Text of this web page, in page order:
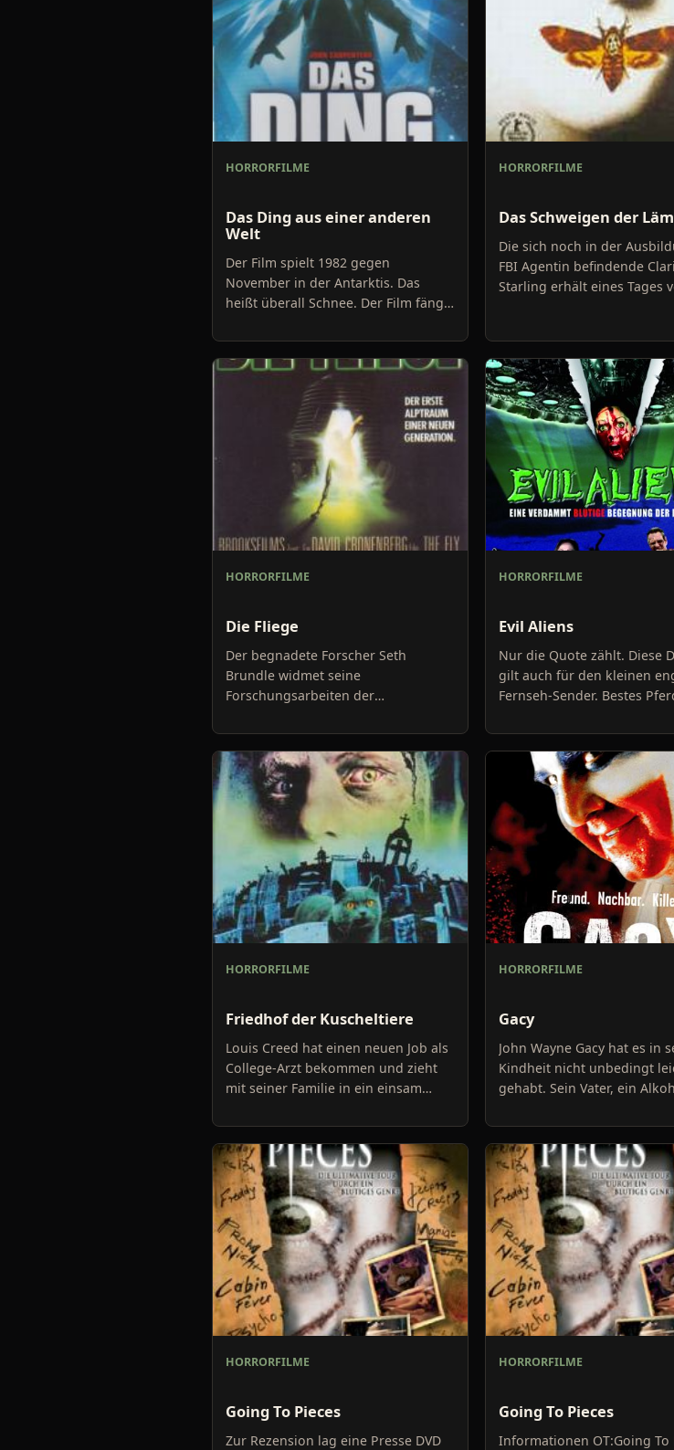
HORRORFILME
Das Ding aus einer anderen
Welt
Der Film spielt 1982 gegen
November in der Antarktis. Das
heißt überall Schnee. Der Film fängt
Hubschrauber einen Hund jagt.
HORRORFILME
Das Schweigen der
Die sich noch in der
FBI Agentin befindende
Starling erhält eines Tages
HORRORFILME
Die Fliege
Der begnadete Forscher Seth
Brundle widmet seine
Forschungsarbeiten der
ermöglichen einen Körper in seine
kleinsten Bestandteile
HORRORFILME
Evil Aliens
Nur die Quote zählt. Diese
gilt auch für den kleinen
Fernseh-Sender. Bestes
Michelle Fox mit ihr
HORRORFILME
Friedhof der Kuscheltiere
Louis Creed hat einen neuen Job als
College-Arzt bekommen und zieht
mit seiner Familie in ein einsam
Louis, Ehefrau Rachel und ihr
HORRORFILME
Gacy
John Wayne Gacy hat es in
Kindheit nicht unbedingt
gehabt. Sein Vater, ein
fertiggemacht und öfter g
HORRORFILME
Going To Pieces
Zur Rezension lag eine Presse DVD
HORRORFILME
Going To Pieces
Informationen OT:Going To